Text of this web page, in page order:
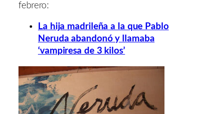
febrero:
La hija madrileña a la que Pablo
Neruda abandonó y llamaba
‘vampiresa de 3 kilos’